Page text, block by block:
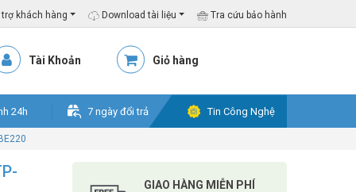
khách hàng Download tài liệu Tra cứu bảo hành
Tài Khoản Giỏ hàng
24h 7 ngày đổi trả Tin Công Nghệ
GIAO HÀNG MIỄN PHÍ